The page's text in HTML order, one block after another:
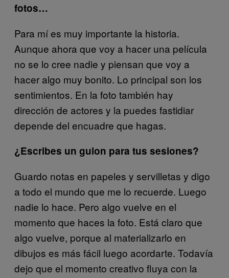
fotos…
Para mí es muy importante la historia.
Aunque ahora que voy a hacer una película
no se lo cree nadie y piensan que voy a
hacer algo muy bonito. Lo principal son los
sentimientos. En la foto también hay
dirección de actores y la puedes fastidiar
depende del encuadre que hagas.
¿Escribes un guion para tus sesiones?
Guardo notas en papeles y servilletas y digo
a todo el mundo que me lo recuerde. Luego
nadie lo hace. Pero algo vuelve en el
momento que haces la foto. Está claro que
algo vuelve, porque al materializarlo en
dibujos es más fácil luego acordarte. Todavía
dejo que el momento creativo fluya con la